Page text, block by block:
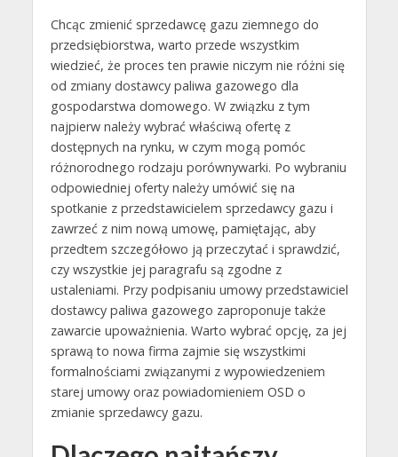
Chcąc zmienić sprzedawcę gazu ziemnego do
przedsiębiorstwa, warto przede wszystkim
wiedzieć, że proces ten prawie niczym nie różni się
od zmiany dostawcy paliwa gazowego dla
gospodarstwa domowego. W związku z tym
najpierw należy wybrać właściwą ofertę z
dostępnych na rynku, w czym mogą pomóc
różnorodnego rodzaju porównywarki. Po wybraniu
odpowiedniej oferty należy umówić się na
spotkanie z przedstawicielem sprzedawcy gazu i
zawrzeć z nim nową umowę, pamiętając, aby
przedtem szczegółowo ją przeczytać i sprawdzić,
czy wszystkie jej paragrafu są zgodne z
ustaleniami. Przy podpisaniu umowy przedstawiciel
dostawcy paliwa gazowego zaproponuje także
zawarcie upoważnienia. Warto wybrać opcję, za jej
sprawą to nowa firma zajmie się wszystkimi
formalnościami związanymi z wypowiedzeniem
starej umowy oraz powiadomieniem OSD o
zmianie sprzedawcy gazu.